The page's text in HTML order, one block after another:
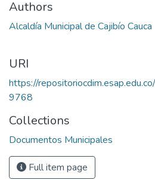
Authors
Alcaldía Municipal de Cajibío Cauca
URI
https://
9768
Collections
Documentos Municipales
Full item page